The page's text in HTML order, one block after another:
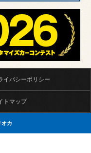
イバシーポリシー
トマップ
オカ